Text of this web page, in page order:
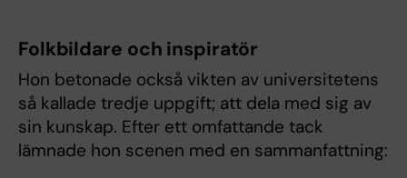
Folkbildare och inspiratör
Hon betonade också vikten av universitetens
så kallade tredje uppgift; att dela med sig av
sin kunskap. Efter ett omfattande tack
lämnade hon scenen med en sammanfattning: